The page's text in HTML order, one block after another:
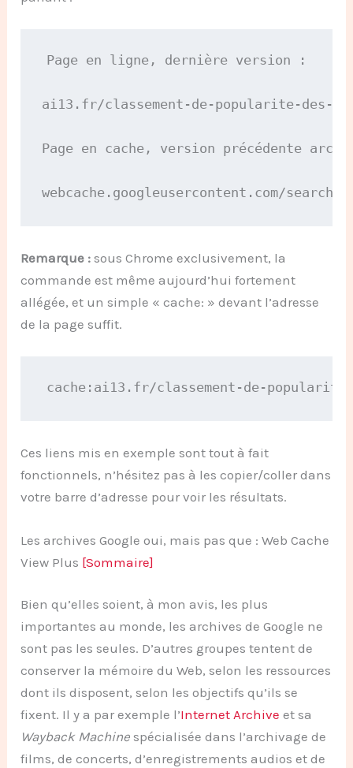
Page en ligne, dernière version :
ai13.fr/classement-de-popularite-des-
Page en cache, version précédente
webcache.googleusercontent.com/
Remarque : sous Chrome exclusivement, la
commande est même aujourd’hui fortement
allégée, et un simple «cache: » devant l’adresse
de la page suffit.
cache: ai13.fr/classement-de-
Ces liens mis en exemple sont tout à fait
fonctionnels, n’hésitez pas à les copier/coller dans
votre barre d’adresse pour voir les résultats.
Les archives Google oui, mais pas que : Web Cache
View Plus [Sommaire]
Bien qu’elles soient, à mon avis, les plus
importantes au monde, les archives de Google ne
sont pas les seules. D’autres groupes tentent de
conserver la mémoire du Web, selon les ressources
dont ils disposent, selon les objectifs qu’ils se
fixent. Il y a par exemple l’Internet Archive et sa
Wayback Machine spécialisée dans l’archivage de
films, de concerts, d’enregistrements audios et de